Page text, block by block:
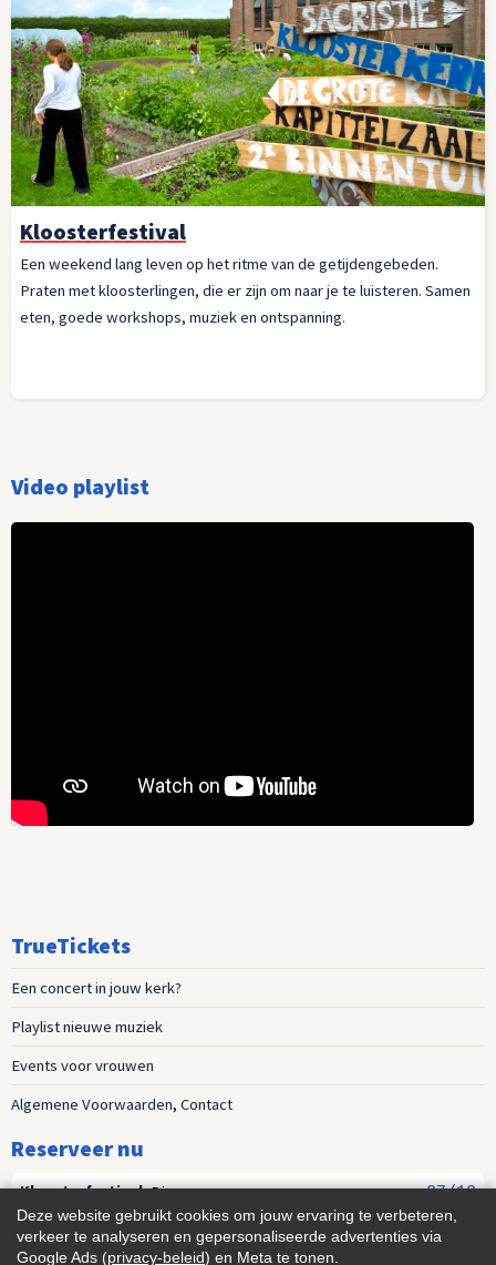
Kloosterfestival
Een weekend lang leven op het ritme van de getijdengebeden.
Praten met kloosterlingen, die er zijn om naar je te luisteren. Samen
eten, goede workshops, muziek en ontspanning.
Video playlist
TrueTickets
Een concert in jouw kerk?
Playlist nieuwe muziek
Events voor vrouwen
Algemene Voorwaarden, Contact
Reserveer nu
27/12
Kloosterfestival,Diepenveen
21/08
Kloosterfestival,Diepenveen
Deze website gebruikt cookies om jouw ervaring te verbeteren,
verkeer te analyseren en gepersonaliseerde advertenties via
Google Ads (privacy-beleid) en Meta te tonen.